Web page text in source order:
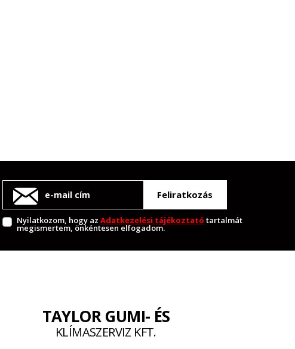
Feliratkozás
Nyilatkozom, hogy az Adatkezelési tájékoztató tartalmát
megismertem, önkéntesen elfogadom.
TAYLOR GUMI- ÉS
KLÍMASZERVIZ KFT.